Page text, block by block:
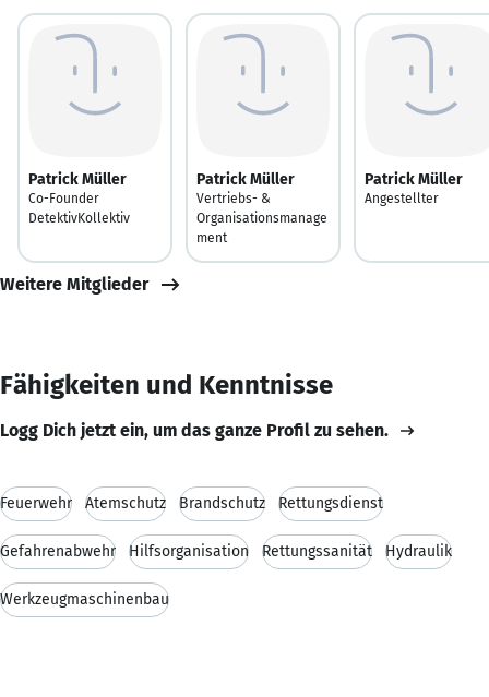
Patrick Müller
Co-Founder
DetektivKollektiv
Patrick Müller
Vertriebs- &
Organisationsmanage
ment
Patrick Müller
Angestellter
Weitere Mitglieder
Fähigkeiten und Kenntnisse
Logg Dich jetzt ein, um das ganze Profil zu sehen.
Feuerwehr Atemschutz Brandschutz Rettungsdienst
Gefahrenabwehr Hilfsorganisation Rettungssanität Hydraulik
Werkzeugmaschinenbau